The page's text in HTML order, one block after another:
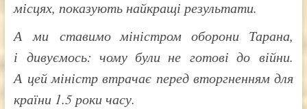
місцях, показують найкращі результати.
А ми ставимо міністром оборони Тарана,
і дивуємось: чому були не готові до війни.
А цей міністр втрачає перед вторгненням для
країни 1.5 роки часу.